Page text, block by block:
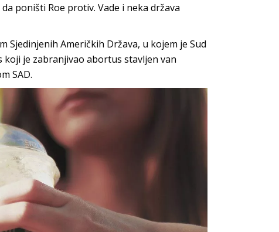
poništi Roe protiv. Vade i neka država
Sjedinjenih Američkih Država, u kojem je Sud
koji je zabranjivao abortus stavljen van
SAD.